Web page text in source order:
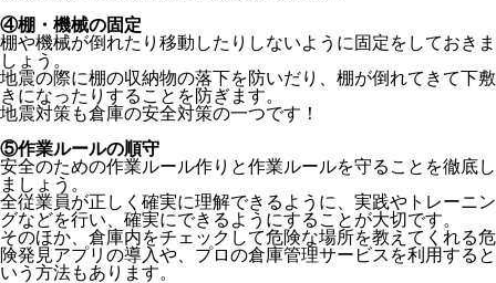
④棚・機械の固定
棚や機械が倒れたり移動したりしないように固定をしておきま
しょう。
地震の際に棚の収納物の落下を防いだり、棚が倒れてきて下敷
きになったりすることを防ぎます。
地震対策も倉庫の安全対策の一つです！
⑤作業ルールの順守
安全のための作業ルール作りと作業ルールを守ることを徹底し
ましょう。
全従業員が正しく確実に理解できるように、実践やトレーニン
グなどを行い、確実にできるようにすることが大切です。
そのほか、倉庫内をチェックして危険な場所を教えてくれる危
険発見アプリの導入や、プロの倉庫管理サービスを利用すると
いう方法もあります。